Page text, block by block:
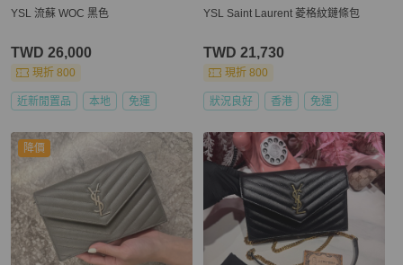
YSL 流蘇 WOC 黑色
TWD 26,000
現折 800
近新閒置品 本地 免運
YSL Saint Laurent 菱格紋鏈條包
TWD 21,730
現折 800
狀況良好 香港 免運
降價